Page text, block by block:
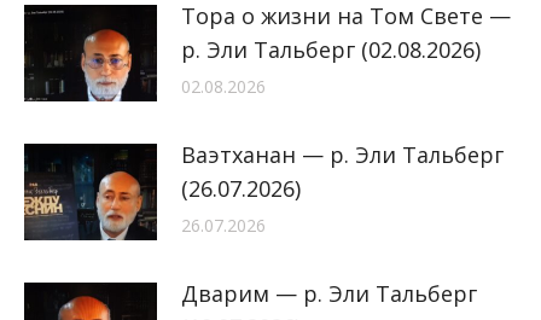
Тора о жизни на Том Свете —
р. Эли Тальберг (02.08.2026)
02.08.2026
Ваэтханан — р. Эли Тальберг
(26.07.2026)
26.07.2026
Дварим — р. Эли Тальберг